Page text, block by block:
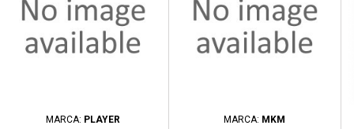
MARCA: PLAYER MARCA: MKM